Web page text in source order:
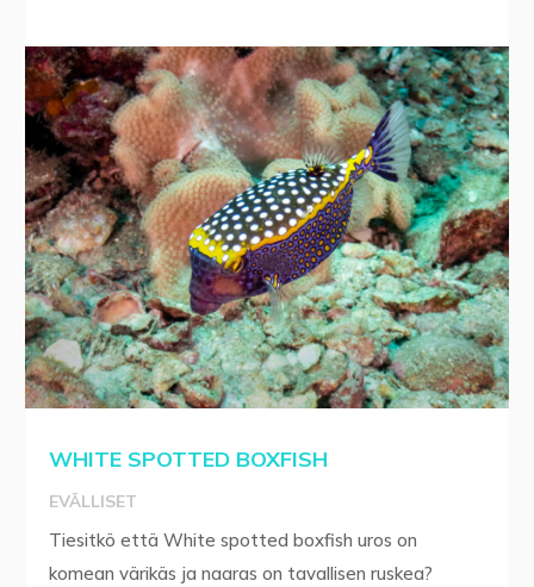
WHITE SPOTTED BOXFISH
EVÄLLISET
Tiesitkö että White spotted boxfish uros on
komean värikäs ja naaras on tavallisen ruskea?